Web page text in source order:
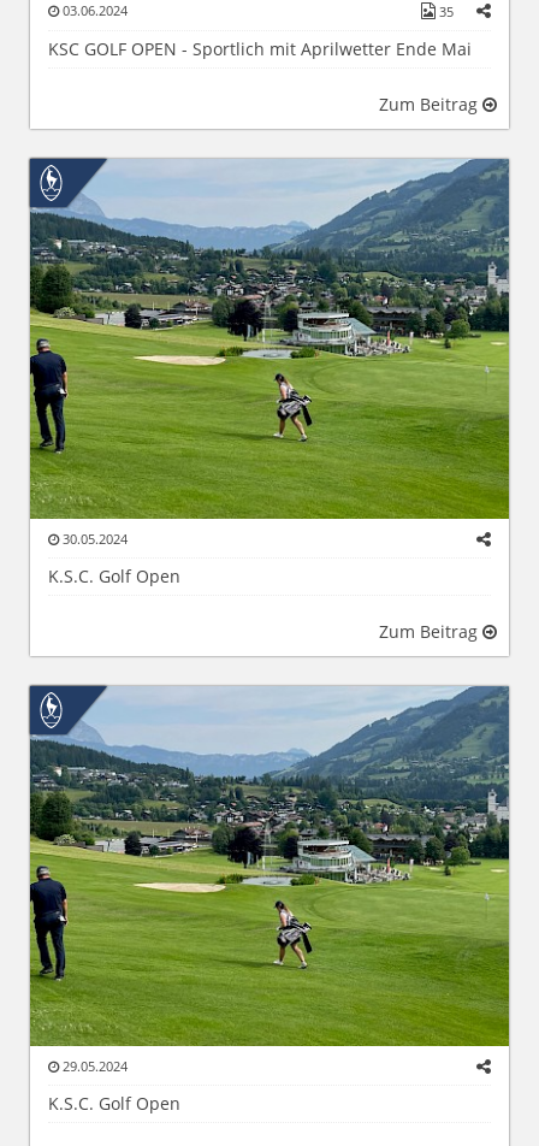
03.06.2024 35
KSC GOLF OPEN - Sportlich mit Aprilwetter Ende Mai
Zum Beitrag
30.05.2024
K.S.C. Golf Open
Zum Beitrag
29.05.2024
K.S.C. Golf Open